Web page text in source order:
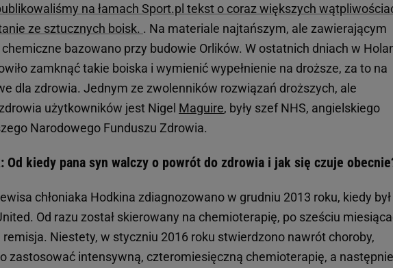
na łamach Sport.pl tekst o coraz większych
ze sztucznych boisk. . Na materiale najtańszym, ale zawierającym
bazowano przy budowie Orlików. W ostatnich dniach w
zamknąć takie boiska i wymienić wypełnienie na droższe, za to na
dla zdrowia. Jednym ze zwolenników rozwiązań droższych, ale
użytkowników jest Nigel Maguire, były szef NHS, angielskiego
Narodowego Funduszu Zdrowia.
Od kiedy pana syn walczy o powrót do zdrowia i jak się czuje
chłoniaka Hodkina zdiagnozowano w grudniu 2013 roku, kiedy był
Od razu został skierowany na chemioterapię, po sześciu
remisja. Niestety, w styczniu 2016 roku stwierdzono nawrót choroby,
zastosować intensywną, czteromiesięczną chemioterapię, a następnie